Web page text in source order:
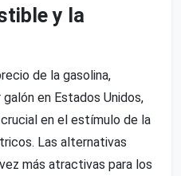
y la
de la gasolina,
en Estados Unidos,
en el estímulo de la
Las alternativas
más atractivas para los